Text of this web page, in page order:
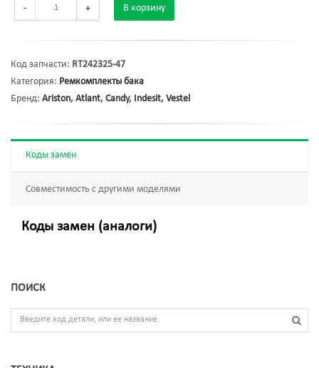
- + В корзину
Код запчасти: RT242325-47
Категория: Ремкомплекты бака
Бренд: Ariston, Atlant, Candy, Indesit, Vestel
Коды замен
Совместимость с другими моделями
Коды замен (аналоги)
ПОИСК